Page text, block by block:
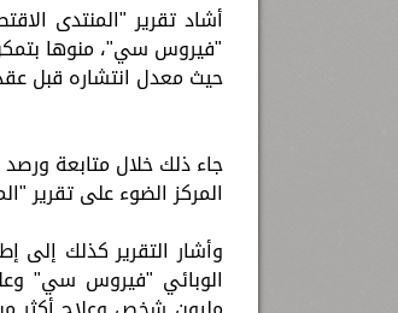
أشاد تقرير "المنتدى
"فيروس سي"، منوها
حيث معدل انتشاره قبل
جاء ذلك خلال متابعة ورصد
المركز الضوء على تقرير